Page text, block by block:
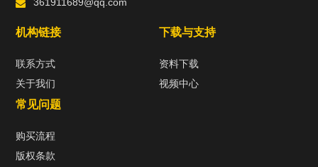
机构链接
联系方式
关于我们
下载与支持
资料下载
视频中心
常见问题
购买流程
版权条款